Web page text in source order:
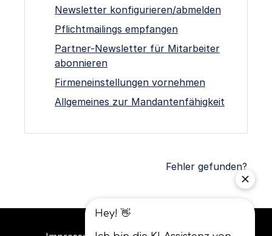
Newsletter konfigurieren/abmelden
Pflichtmailings empfangen
Partner-Newsletter für Mitarbeiter
abonnieren
Firmeneinstellungen vornehmen
Allgemeines zur Mandantenfähigkeit
Fehler gefunden?